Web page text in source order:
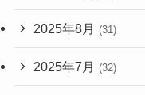
2025年8月 (31)
2025年7月 (32)